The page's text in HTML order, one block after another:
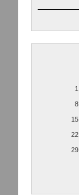
1
8
15
22
29